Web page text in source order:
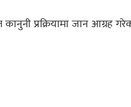
प्रक्रियामा जान आग्रह